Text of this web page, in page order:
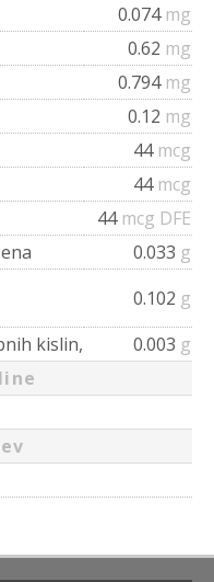
0.074 mg
0.62 mg
0.794 mg
0.12 mg
44 mcg
44 mcg
44 mcg DFE
0.033 g
0.102 g
kislin,
0.003 g